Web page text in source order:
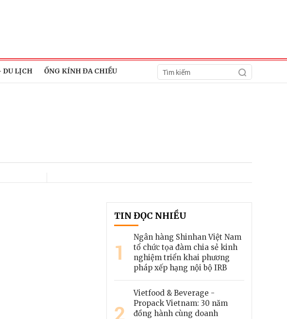
DU LỊCH ỐNG KÍNH ĐA CHIỀU
TIN ĐỌC NHIỀU
1
Ngân hàng Shinhan Việt Nam
tổ chức tọa đàm chia sẻ kinh
nghiệm triển khai phương
pháp xếp hạng nội bộ IRB
2
Vietfood & Beverage -
Propack Vietnam: 30 năm
đồng hành cùng doanh